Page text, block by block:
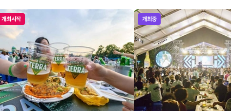
개최시작 개최중